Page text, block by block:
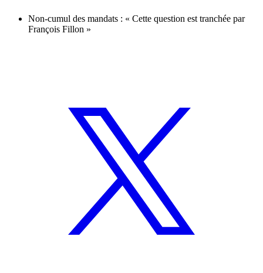
Non-cumul des mandats : « Cette question est tranchée par
François Fillon »